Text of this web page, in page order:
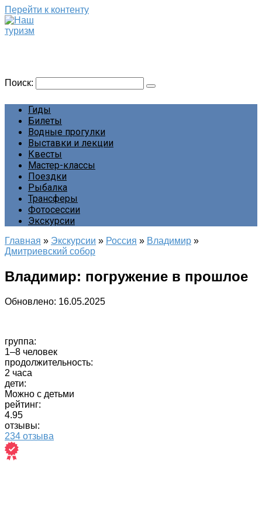
Перейти к контенту
Поиск:
Гиды
Билеты
Водные прогулки
Выставки и лекции
Квесты
Мастер-классы
Поездки
Рыбалка
Трансферы
Фотосессии
Экскурсии
Главная » Экскурсии » Россия » Владимир »
Дмитриевский собор
Владимир: погружение в прошлое
Обновлено: 16.05.2025
группа:
1–8 человек
продолжительность:
2 часа
дети:
Можно с детьми
рейтинг:
4.95
отзывы:
234 отзыва